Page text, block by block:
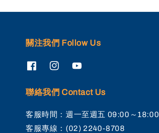
關注我們 Follow Us
聯絡我們 Contact Us
客服時間：週一至週五 09:00～18:00
客服專線：(02) 2240-8708